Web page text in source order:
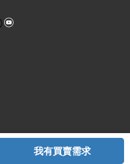
與我聯繫 會員中心
下午 6:00 (台灣時間，國定假日
我有買賣需求